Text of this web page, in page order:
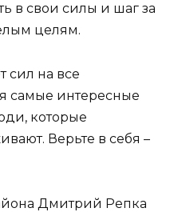
в свои силы и шаг за
целям.
сил на все
самые интересные
которые
Верьте в себя –
Дмитрий Репка